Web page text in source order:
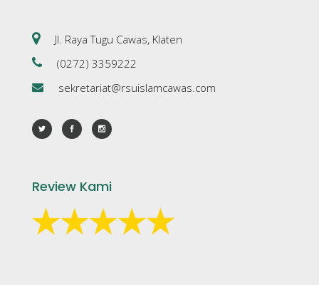
Jl. Raya Tugu Cawas, Klaten
(0272) 3359222
sekretariat@rsuislamcawas.com
Review Kami